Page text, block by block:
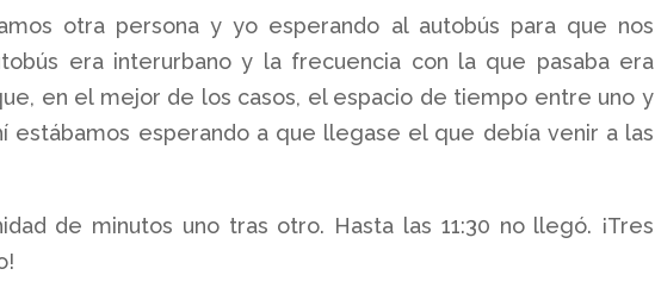
otra persona y yo esperando al autobús para que nos
era interurbano y la frecuencia con la que pasaba era
en el mejor de los casos, el espacio de tiempo entre uno y
estábamos esperando a que llegase el que debía venir a las
de minutos uno tras otro. Hasta las 11:30 no llegó. ¡Tres